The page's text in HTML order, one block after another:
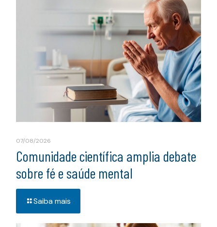
07/08/2026
Comunidade científica amplia debate
sobre fé e saúde mental
Saiba mais